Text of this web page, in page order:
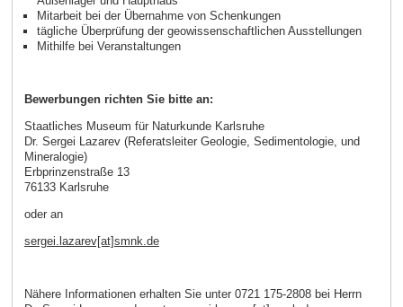
Mitarbeit bei der Übernahme von Schenkungen
tägliche Überprüfung der geowissenschaftlichen Ausstellungen
Mithilfe bei Veranstaltungen
Bewerbungen richten Sie bitte an:
Staatliches Museum für Naturkunde Karlsruhe
Dr. Sergei Lazarev (Referatsleiter Geologie, Sedimentologie, und
Mineralogie)
Erbprinzenstraße 13
76133 Karlsruhe
oder an
sergei.lazarev[at]smnk.de
Nähere Informationen erhalten Sie unter 0721 175-2808 bei Herrn